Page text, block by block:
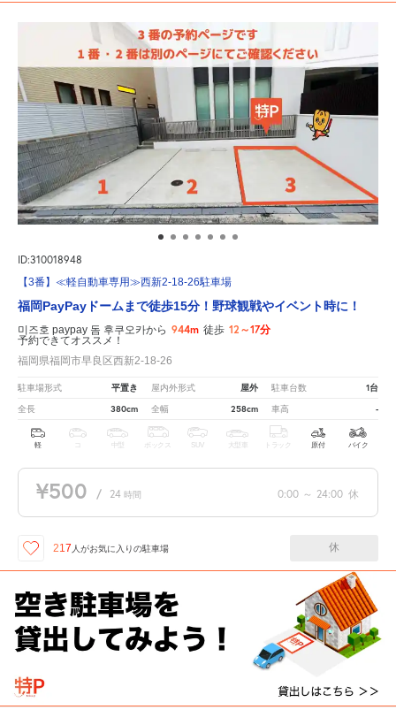
ID:310018948
【3番】≪軽自動車専用≫西新2-18-26駐車場
福岡PayPayドームまで徒歩15分！野球観戦やイベント時に！
미즈호 paypay 돔 후쿠오카から 944m 徒歩 12～17分
予約できてオススメ！
福岡県福岡市早良区西新2-18-26
駐車場形式 平置き 屋内外形式 屋外 駐車台数 1台
全長 380cm 全幅 258cm 車高 -
軽 中型 ボックス SUV 大型車 トラック 原付 バイク
¥500 / 24 時間 0:00 ～ 24:00 休
217 人がお気に入りの駐車場 休